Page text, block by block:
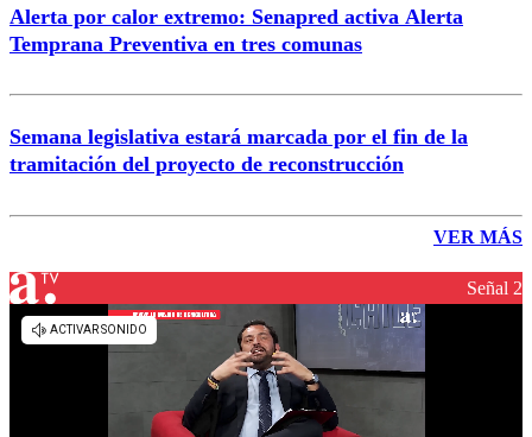
Alerta por calor extremo: Senapred activa Alerta
Temprana Preventiva en tres comunas
Semana legislativa estará marcada por el fin de la
tramitación del proyecto de reconstrucción
VER MÁS
Señal 2